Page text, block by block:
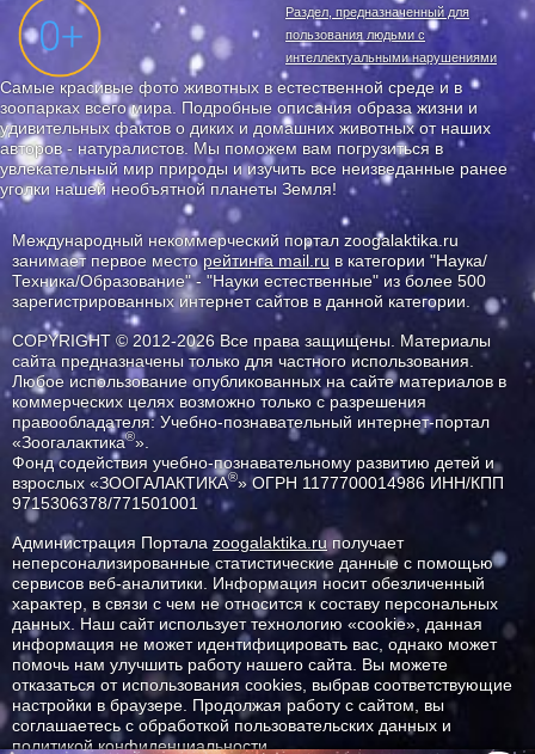
Раздел, предназначенный для
пользования людьми с
интеллектуальными нарушениями
Самые красивые фото животных в естественной среде и в
зоопарках всего мира. Подробные описания образа жизни и
удивительных фактов о диких и домашних животных от наших
авторов - натуралистов. Мы поможем вам погрузиться в
увлекательный мир природы и изучить все неизведанные ранее
уголки нашей необъятной планеты Земля!
Международный некоммерческий портал zoogalaktika.ru
занимает первое месторейтинга mail.ru в категории "Наука/
Техника/Образование" - "Науки естественные" из более 500
зарегистрированных интернет сайтов в данной категории.
COPYRIGHT © 2012-2026 Все права защищены. Материалы
сайта предназначены только для частного использования.
Любое использование опубликованных на сайте материалов в
коммерческих целях возможно только с разрешения
правообладателя: Учебно-познавательный интернет-портал
«Зоогалактика®».
Фонд содействия учебно-познавательному развитию детей и
взрослых «ЗООГАЛАКТИКА®» ОГРН 1177700014986 ИНН/КПП
9715306378/771501001
Администрация Портала zoogalaktika.ruполучает
неперсонализированные статистические данные с помощью
сервисов веб-аналитики. Информация носит обезличенный
характер, в связи с чем не относится к составу персональных
данных. Наш сайт использует технологию «cookie», данная
информация не может идентифицировать вас, однако может
помочь нам улучшить работу нашего сайта. Вы можете
отказаться от использования cookies, выбрав соответствующие
настройки в браузере. Продолжая работу с сайтом, вы
соглашаетесь с обработкой пользовательских данных и
политикой конфиденциальности.